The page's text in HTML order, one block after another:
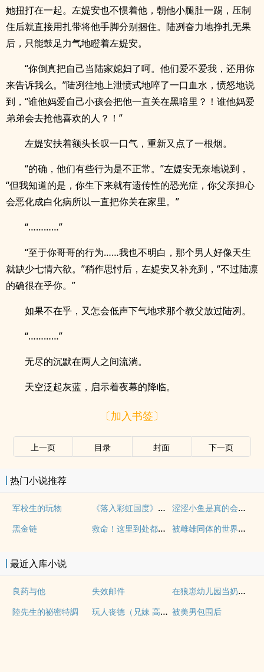
她扭打在一起。左媞安也不惯着他，朝他小腿肚一踢，压制
住后就直接用扎带将他手脚分别捆住。陆冽奋力地挣扎无果
后，只能鼓足力气地瞪着左媞安。
“你倒真把自己当陆家媳妇了呵。他们爱不爱我，还用你
来告诉我么。”陆冽往地上泄愤式地啐了一口血水，愤怒地说
到，“谁他妈爱自己小孩会把他一直关在黑暗里？！谁他妈爱
弟弟会去抢他喜欢的人？！”
左媞安扶着额头长叹一口气，重新又点了一根烟。
“的确，他们有些行为是不正常。”左媞安无奈地说到，
“但我知道的是，你生下来就有遗传性的恐光症，你父亲担心
会恶化成白化病所以一直把你关在家里。”
“…………”
“至于你哥哥的行为……我也不明白，那个男人好像天生
就缺少七情六欲。”稍作思忖后，左媞安又补充到，“不过陆凛
的确很在乎你。”
如果不在乎，又怎会低声下气地求那个教父放过陆冽。
“…………”
无尽的沉默在两人之间流淌。
天空泛起灰蓝，启示着夜幕的降临。
〔加入书签〕
上一页 目录 封面 下一页
热门小说推荐
军校生的玩物 《落入彩虹国度》穿越+西幻+言情 涩涩小鱼是真的会被干透
黑金链 救命！这里到处都是阴暗批（西幻NPH） 被雌雄同体的世界爆炒了（玄幻nph）
最近入库小说
良药与他 失效邮件 在狼崽幼儿园当奶爸的日常
陸先生的祕密特調 玩人丧德（兄妹 高H） 被美男包围后